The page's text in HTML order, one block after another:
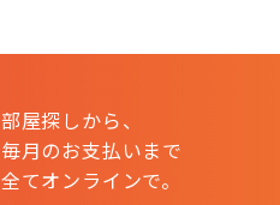
部屋探しから、
毎月のお支払いまで
全てオンラインで。